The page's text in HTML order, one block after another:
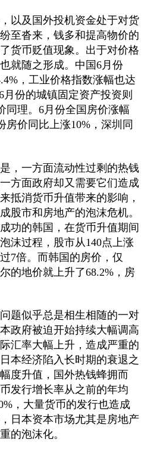
以及国外投机资金处于对货
至沓来，钱多和提高物价的
货币贬值现象。出于对价格
就随之形成。中国6月份
，工业价格指数涨幅也达
月份的城镇固定资产投资则
同理。6月份全国房价涨幅
房价同比上涨10%，深圳同
，一方面流动性过剩的热钱
方面政府却又需要它们造成
抵消货币升值带来的影响，
股市和房地产的泡沫危机。
功的韩国，在货币升值期间
沫过程，股市从140点上涨
7倍。而韩国的房价，仅
的地价就上升了68.2%，房
题似乎总是相生相随的一对
政府被迫开始持续大幅调高
汇率大幅上升，造成严重的
本经济陷入长时期的衰退之
度升值，国外热钱蜂拥而
发行增长率从之前的年均
，大量货币的发行也造成
日本资本市场尤其是房地产
的泡沫化。